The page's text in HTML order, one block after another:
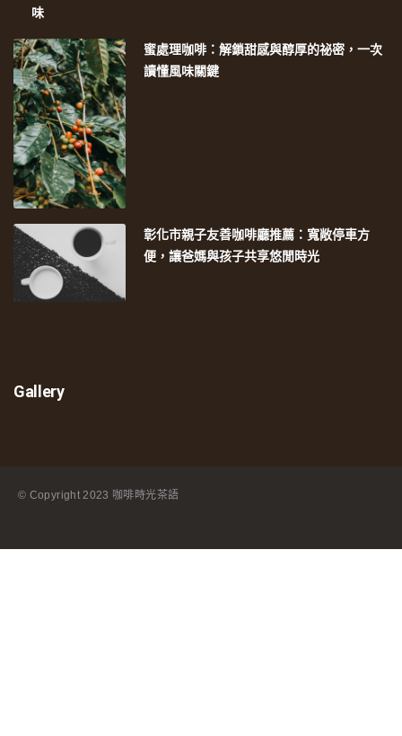
味
蜜處理咖啡：解鎖甜感與醇厚的祕密，一次
讀懂風味關鍵
彰化市親子友善咖啡廳推薦：寬敞停車方
便，讓爸媽與孩子共享悠閒時光
Gallery
© Copyright 2023 咖啡時光茶語